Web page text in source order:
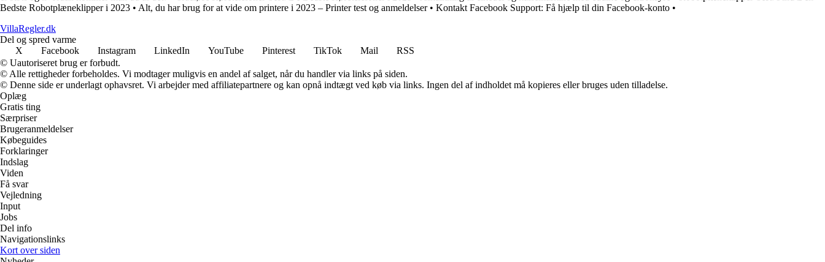
Bedste Robotplæneklipper i 2023 • Alt, du har brug for at vide om printere i 2023 – Printer test og anmeldelser• Kontakt Facebook Support: Få hjælp til din Facebook-konto •
VillaRegler.dk
Del og spred varme
X
Facebook Instagram LinkedIn YouTube Pinterest TikTok Mail
RSS
© Uautoriseret brug er forbudt.
© Alle rettigheder forbeholdes. Vi modtager muligvis en andel af salget, når du handler via links på siden.
© Denne side er underlagt ophavsret. Vi arbejder med affiliatepartnere og kan opnå indtægt ved køb via links. Ingen del af indholdet må kopieres eller bruges uden tilladelse.
Oplæg
Gratis ting
Særpriser
Brugeranmeldelser
Købeguides
Forklaringer
Indslag
Viden
Få svar
Vejledning
Input
Jobs
Del info
Navigationslinks
Kort over siden